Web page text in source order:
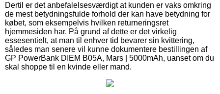
Dertil er det anbefalelsesværdigt at kunden er vaks omkring
de mest betydningsfulde forhold der kan have betydning for
købet, som eksempelvis hvilken returneringsret
hjemmesiden har. På grund af dette er det virkelig
essesentielt, at man til enhver tid bevarer sin kvittering,
således man senere vil kunne dokumentere bestillingen af
GP PowerBank DIEM B05A, Mars | 5000mAh, uanset om du
skal shoppe til en kvinde eller mand.